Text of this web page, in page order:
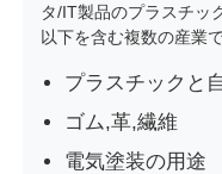
環境試験室
タ/IT製品のプラスチッ
以下を含む複数の産業
プラスチックと
ゴム,革,繊維
電気塗装の用途